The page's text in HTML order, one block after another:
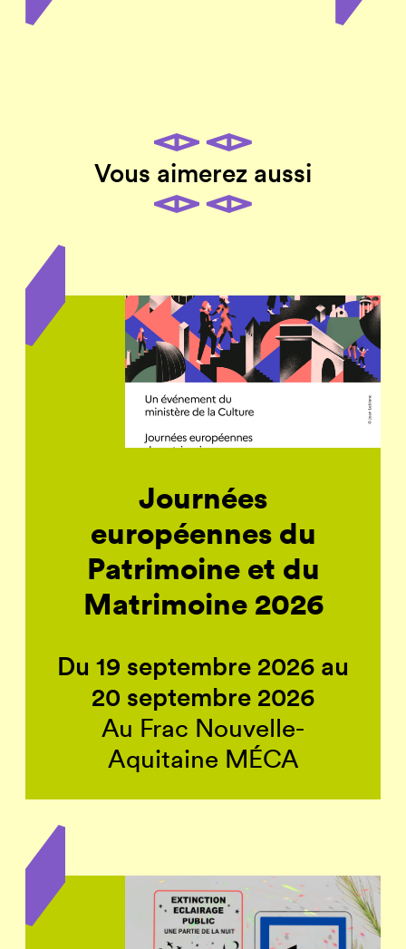
Vous aimerez aussi
Journées
européennes du
Patrimoine et du
Matrimoine 2026
Du 19 septembre 2026 au
20 septembre 2026
Au Frac Nouvelle-
Aquitaine MÉCA